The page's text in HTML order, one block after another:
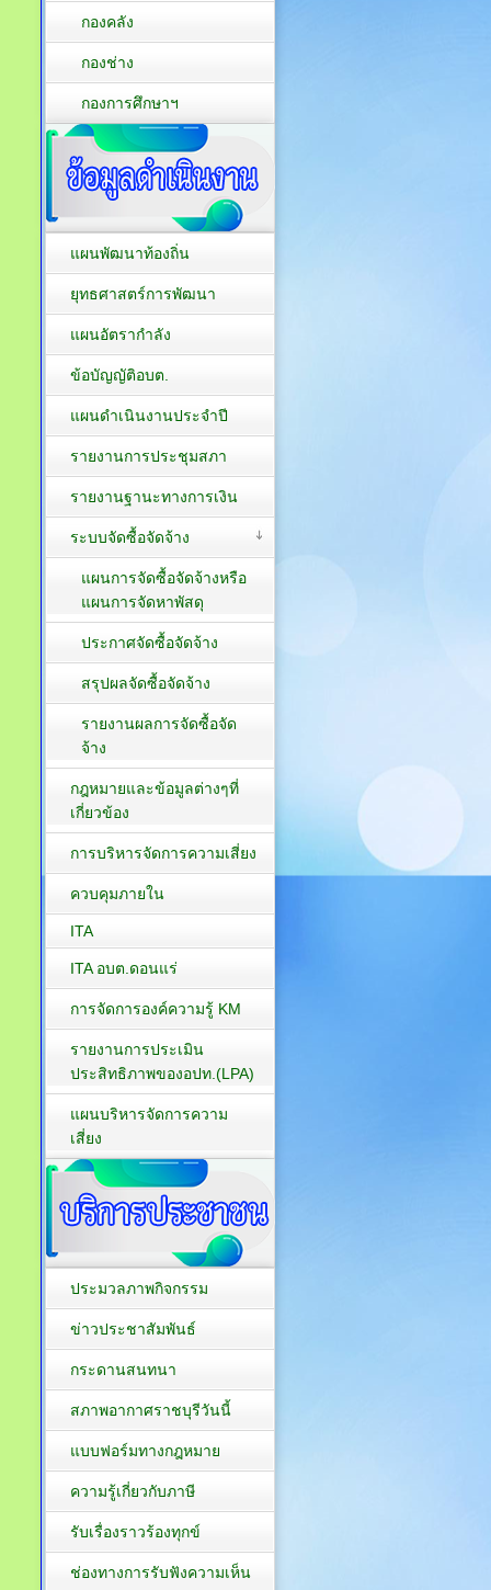
กองคลัง
กองช่าง
กองการศึกษาฯ
แผนพัฒนาท้องถิ่น
ยุทธศาสตร์การพัฒนา
แผนอัตรากำลัง
ข้อบัญญัติอบต.
แผนดำเนินงานประจำปี
รายงานการประชุมสภา
รายงานฐานะทางการเงิน
ระบบจัดซื้อจัดจ้าง
แผนการจัดซื้อจัดจ้างหรือ
แผนการจัดหาพัสดุ
ประกาศจัดซื้อจัดจ้าง
สรุปผลจัดซื้อจัดจ้าง
รายงานผลการจัดซื้อจัด
จ้าง
กฎหมายและข้อมูลต่างๆที่
เกี่ยวข้อง
การบริหารจัดการความเสี่ยง
ควบคุมภายใน
ITA
ITA อบต.ดอนแร่
การจัดการองค์ความรู้ KM
รายงานการประเมิน
ประสิทธิภาพของอปท.(LPA)
แผนบริหารจัดการความ
เสี่ยง
ประมวลภาพกิจกรรม
ข่าวประชาสัมพันธ์
กระดานสนทนา
สภาพอากาศราชบุรีวันนี้
แบบฟอร์มทางกฎหมาย
ความรู้เกี่ยวกับภาษี
รับเรื่องราวร้องทุกข์
ช่องทางการรับฟังความเห็น